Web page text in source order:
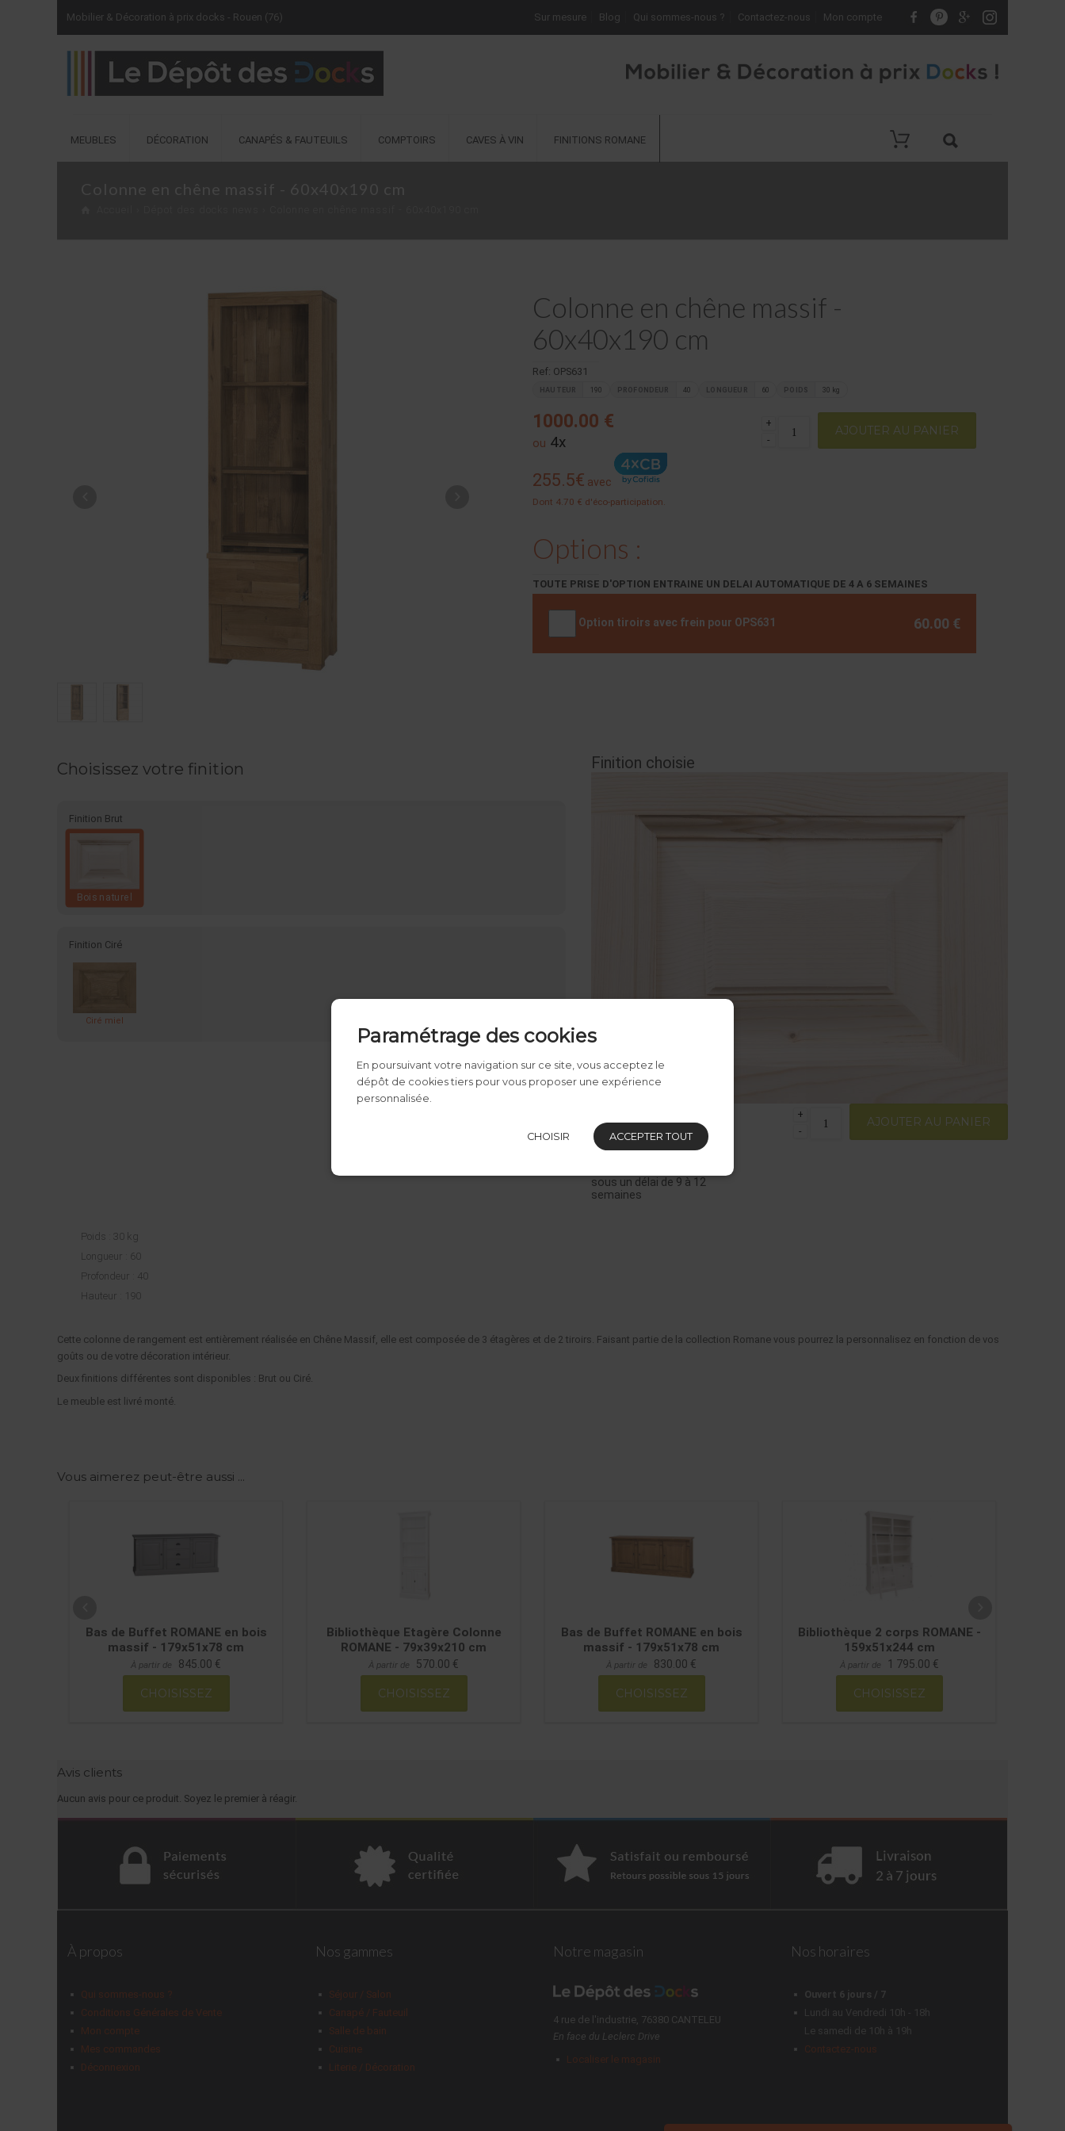
Mobilier & Décoration à prix docks - Rouen (76) Sur mesure Blog Qui sommes-nous ? Contactez-nous Mon compte
MEUBLES DÉCORATION CANAPÉS & FAUTEUILS COMPTOIRS CAVES À VIN FINITIONS ROMANE
Colonne en chêne massif -
60x40x190 cm
Ref: OPS631
HAUTEUR 190 PROFONDEUR 40 LONGUEUR 60 POIDS 30 kg
1000.00 €
ou 4x
255.5€ avec
Dont 4.70 € d'éco-participation.
AJOUTER AU PANIER
+
-
Options :
TOUTE PRISE D'OPTION ENTRAINE UN DELAI AUTOMATIQUE DE 4 A 6 SEMAINES
Option tiroirs avec frein pour OPS631 60.00 €
Choisissez votre finition
Finition Brut
Bois naturel
Finition Ciré
Ciré miel
Dont 4.70 € d'éco-participation.
sous un délai de 9 à 12
semaines
AJOUTER AU PANIER
+
-
Finition choisie
Poids : 30 kg
Longueur : 60
Profondeur : 40
Hauteur : 190
Cette colonne de rangement est entièrement réalisée en Chêne Massif, elle est composée de 3 étagères et de 2 tiroirs. Faisant partie de la collection Romane vous pourrez la personnalisez en fonction de vos
goûts ou de votre décoration intérieur.
Deux finitions différentes sont disponibles : Brut ou Ciré.
Le meuble est livré monté.
Vous aimerez peut-être aussi ...
Bas de Buffet ROMANE en bois
massif - 179x51x78 cm
À partir de 845.00 €
CHOISISSEZ
Bibliothèque Etagère Colonne
ROMANE - 79x39x210 cm
À partir de 570.00 €
CHOISISSEZ
Bas de Buffet ROMANE en bois
massif - 179x51x78 cm
À partir de 830.00 €
CHOISISSEZ
Bibliothèque 2 corps ROMANE -
159x51x244 cm
À partir de 1 795.00 €
CHOISISSEZ
Avis clients
Aucun avis pour ce produit. Soyez le premier à réagir.
À propos
Qui sommes-nous ?
Conditions Générales de Vente
Mon compte
Mes commandes
Déconnexion
Nos gammes
Séjour / Salon
Canapé / Fauteuil
Salle de bain
Cuisine
Literie / Décoration
Notre magasin
4 rue de l'industrie, 76380 CANTELEU
En face du Leclerc Drive
Localiser le magasin
Nos horaires
Ouvert 6 jours / 7
Lundi au Vendredi 10h - 18h
Le samedi de 10h à 19h
Contactez-nous
Paramétrage des cookies
En poursuivant votre navigation sur ce site, vous acceptez le
dépôt de cookies tiers pour vous proposer une expérience
personnalisée.
CHOISIR ACCEPTER TOUT